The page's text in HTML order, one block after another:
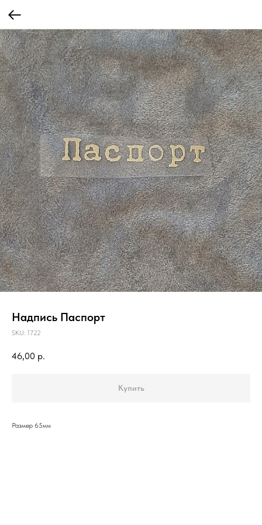
Надпись Паспорт
SKU: 1722
46,00 р.
Купить
Размер 65мм